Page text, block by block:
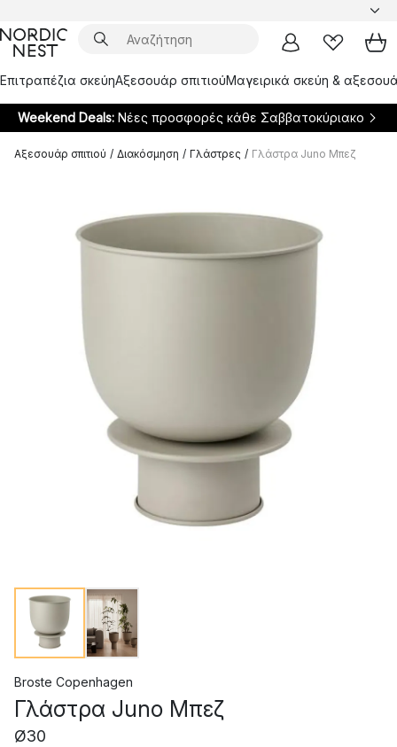
Επιτραπέζια σκεύηΑξεσουάρ σπιτιούΜαγειρικά σκεύη &
Weekend Deals: Νέες προσφορές κάθε Σαββατοκύριακο
Αξεσουάρ σπιτιού / Διακόσμηση / Γλάστρες / Γλάστρα Juno Μπεζ
Broste Copenhagen
Γλάστρα Juno Μπεζ
Ø30